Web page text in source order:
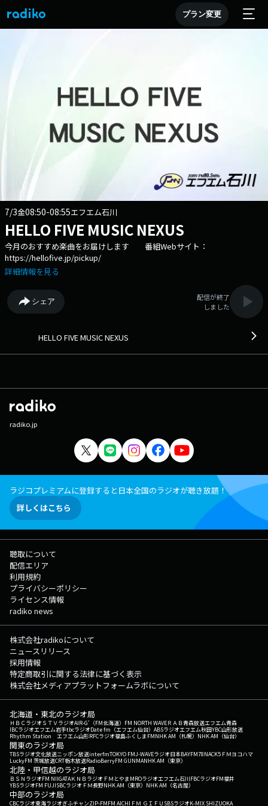
プラン変更
7/3金08:50-08:55エフエム石川
HELLO FIVE MUSIC NEXUS
今月のおすすめ楽曲をお届けします 番組Webサイト：
https://hellofive.jp/pickup/
詳細情報を見る
シェア
配信が終了
しました
HELLO FIVE MUSIC NEXUS
radiko.jp
ラジコプレミアムに登録すると日本全国のラジオが聴き放題！
詳しくはこちら
聴取について
配信エリア
利用規約
プライバシーポリシー
ライセンス情報
radiko news
株式会社radikoについて
ニュースリリース
採用情報
特定商取引に関する法律に基づく表示
株式会社メディアプラットフォームラボについて
北海道・東北のラジオ局
ＨＢＣラジオＳＴＶラジオAIR-G'（FM北海道） FM NORTH WAVEＲＡＢ青森放送エフエム青森
IBCラジオエフエム岩手tbcラジオDate fm（エフエム仙台） ABSラジオエフエム秋田YBC山形放送
Rhythm Station エフエム山形RFCラジオ福島ふくしまFMNHK AM（札幌） NHK AM（仙台）
関東のラジオ局
TBSラジオ文化放送ニッポン放送interfmTOKYO FMJ-WAVEラジオ日本BAYFM78NACK5 ＦＭヨコハマ
LuckyFM 茨城放送CRT栃木放送RadioBerryFM GUNMANHK AM（東京）
北陸・甲信越のラジオ局
ＢＳＮラジオFM NIIGATAＫＮＢラジオ ＦＭとやまMROラジオエフエム石川FBCラジオFM福井
YBSラジオFM FUJISBCラジオ ＦＭ長野NHK AM（東京） NHK AM（名古屋）
中部のラジオ局
CBCラジオ東海ラジオぎふチャンZIP-FMFM AICHI ＦＭ ＧＩＦＵ SBSラジオK-MIX SHIZUOKA